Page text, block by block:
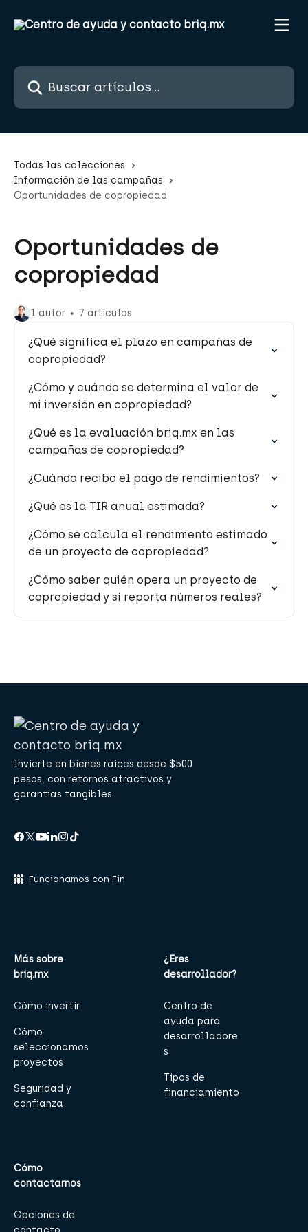
Buscar artículos...
Todas las colecciones
Información de las campañas
Oportunidades de copropiedad
Oportunidades de
copropiedad
1 autor 7 artículos
¿Qué significa el plazo en campañas de
copropiedad?
¿Cómo y cuándo se determina el valor de
mi inversión en copropiedad?
¿Qué es la evaluación briq.mx en las
campañas de copropiedad?
¿Cuándo recibo el pago de rendimientos?
¿Qué es la TIR anual estimada?
¿Cómo se calcula el rendimiento estimado
de un proyecto de copropiedad?
¿Cómo saber quién opera un proyecto de
copropiedad y si reporta números reales?
Invierte en bienes raíces desde $500
pesos, con retornos atractivos y
garantías tangibles.
Funcionamos con Fin
Más sobre
briq.mx
Cómo invertir
Cómo
seleccionamos
proyectos
Seguridad y
confianza
¿Eres
desarrollador?
Centro de
ayuda para
desarrolladore
s
Tipos de
financiamiento
Cómo
contactarnos
Opciones de